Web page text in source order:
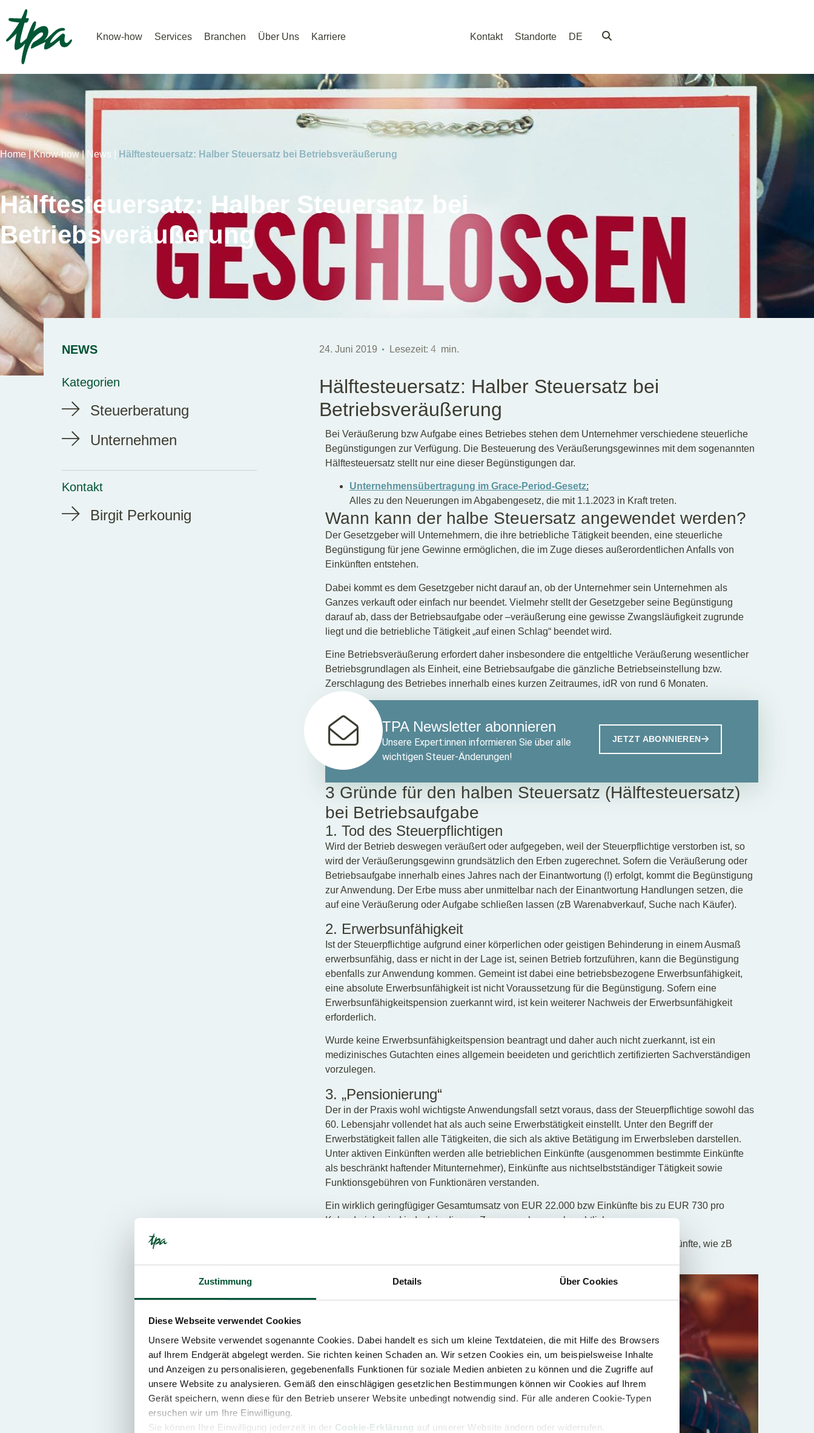
Zustimmung Details Über Cookies
Diese Webseite verwendet Cookies
Unsere Website verwendet sogenannte Cookies. Dabei handelt es sich um kleine Textdateien, die mit Hilfe des Browsers
auf Ihrem Endgerät abgelegt werden. Sie richten keinen Schaden an. Wir setzen Cookies ein, um beispielsweise Inhalte
und Anzeigen zu personalisieren, gegebenenfalls Funktionen für soziale Medien anbieten zu können und die Zugriffe auf
unsere Website zu analysieren. Gemäß den einschlägigen gesetzlichen Bestimmungen können wir Cookies auf Ihrem
Gerät speichern, wenn diese für den Betrieb unserer Website unbedingt notwendig sind. Für alle anderen Cookie-Typen
ersuchen wir um Ihre Einwilligung.
Sie können Ihre Einwilligung jederzeit in der Cookie-Erklärung auf unserer Website ändern oder widerrufen.
Know-how Services Branchen Über Uns Karriere Kontakt Standorte DE
Home |Know-how | News | Hälftesteuersatz: Halber Steuersatz bei Betriebsveräußerung
Hälftesteuersatz: Halber Steuersatz bei
Betriebsveräußerung
NEWS
Kategorien
Steuerberatung
Unternehmen
Kontakt
Birgit Perkounig
24. Juni 2019 Lesezeit: 4 min.
Hälftesteuersatz: Halber Steuersatz bei
Betriebsveräußerung
Bei Veräußerung bzw Aufgabe eines Betriebes stehen dem Unternehmer verschiedene steuerliche
Begünstigungen zur Verfügung. Die Besteuerung des Veräußerungsgewinnes mit dem sogenannten
Hälftesteuersatz stellt nur eine dieser Begünstigungen dar.
Unternehmensübertragung im Grace-Period-Gesetz:
Alles zu den Neuerungen im Abgabengesetz, die mit 1.1.2023 in Kraft treten.
Wann kann der halbe Steuersatz angewendet werden?
Der Gesetzgeber will Unternehmern, die ihre betriebliche Tätigkeit beenden, eine steuerliche
Begünstigung für jene Gewinne ermöglichen, die im Zuge dieses außerordentlichen Anfalls von
Einkünften entstehen.
Dabei kommt es dem Gesetzgeber nicht darauf an, ob der Unternehmer sein Unternehmen als
Ganzes verkauft oder einfach nur beendet. Vielmehr stellt der Gesetzgeber seine Begünstigung
darauf ab, dass der Betriebsaufgabe oder –veräußerung eine gewisse Zwangsläufigkeit zugrunde
liegt und die betriebliche Tätigkeit „auf einen Schlag“ beendet wird.
Eine Betriebsveräußerung erfordert daher insbesondere die entgeltliche Veräußerung wesentlicher
Betriebsgrundlagen als Einheit, eine Betriebsaufgabe die gänzliche Betriebseinstellung bzw.
Zerschlagung des Betriebes innerhalb eines kurzen Zeitraumes, idR von rund 6 Monaten.
TPA Newsletter abonnieren
Unsere Expert:innen informieren Sie über alle
wichtigen Steuer-Änderungen!
JETZT ABONNIEREN
3 Gründe für den halben Steuersatz (Hälftesteuersatz)
bei Betriebsaufgabe
1. Tod des Steuerpflichtigen
Wird der Betrieb deswegen veräußert oder aufgegeben, weil der Steuerpflichtige verstorben ist, so
wird der Veräußerungsgewinn grundsätzlich den Erben zugerechnet. Sofern die Veräußerung oder
Betriebsaufgabe innerhalb eines Jahres nach der Einantwortung (!) erfolgt, kommt die Begünstigung
zur Anwendung. Der Erbe muss aber unmittelbar nach der Einantwortung Handlungen setzen, die
auf eine Veräußerung oder Aufgabe schließen lassen (zB Warenabverkauf, Suche nach Käufer).
2. Erwerbsunfähigkeit
Ist der Steuerpflichtige aufgrund einer körperlichen oder geistigen Behinderung in einem Ausmaß
erwerbsunfähig, dass er nicht in der Lage ist, seinen Betrieb fortzuführen, kann die Begünstigung
ebenfalls zur Anwendung kommen. Gemeint ist dabei eine betriebsbezogene Erwerbsunfähigkeit,
eine absolute Erwerbsunfähigkeit ist nicht Voraussetzung für die Begünstigung. Sofern eine
Erwerbsunfähigkeitspension zuerkannt wird, ist kein weiterer Nachweis der Erwerbsunfähigkeit
erforderlich.
Wurde keine Erwerbsunfähigkeitspension beantragt und daher auch nicht zuerkannt, ist ein
medizinisches Gutachten eines allgemein beeideten und gerichtlich zertifizierten Sachverständigen
vorzulegen.
3. „Pensionierung“
Der in der Praxis wohl wichtigste Anwendungsfall setzt voraus, dass der Steuerpflichtige sowohl das
60. Lebensjahr vollendet hat als auch seine Erwerbstätigkeit einstellt. Unter den Begriff der
Erwerbstätigkeit fallen alle Tätigkeiten, die sich als aktive Betätigung im Erwerbsleben darstellen.
Unter aktiven Einkünften werden alle betrieblichen Einkünfte (ausgenommen bestimmte Einkünfte
als beschränkt haftender Mitunternehmer), Einkünfte aus nichtselbstständiger Tätigkeit sowie
Funktionsgebühren von Funktionären verstanden.
Ein wirklich geringfügiger Gesamtumsatz von EUR 22.000 bzw Einkünfte bis zu EUR 730 pro
Kalenderjahr sind jedoch in diesem Zusammenhang unbeachtlich.
Unschädlich für die Anwendbarkeit des Hälftesteuersatzes sind auch passive Einkünfte, wie zB